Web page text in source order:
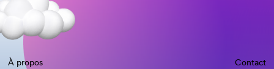
À propos
Contact